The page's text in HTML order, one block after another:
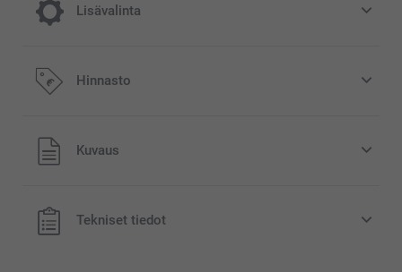
Lisävalinta
Lisää tilaukseesi Miffy säästöpossu
Voidaan käyttää lastenhuoneen koristeena
Helppo puhdistaa, valmistettu pölyä hylkivästä,
Hinnasto
Kaikki hinnat ovat euroina, sisältävät arvonlisäveron ja
eivät sisällä postikuluja.
Kuvaus
Tekniset tiedot